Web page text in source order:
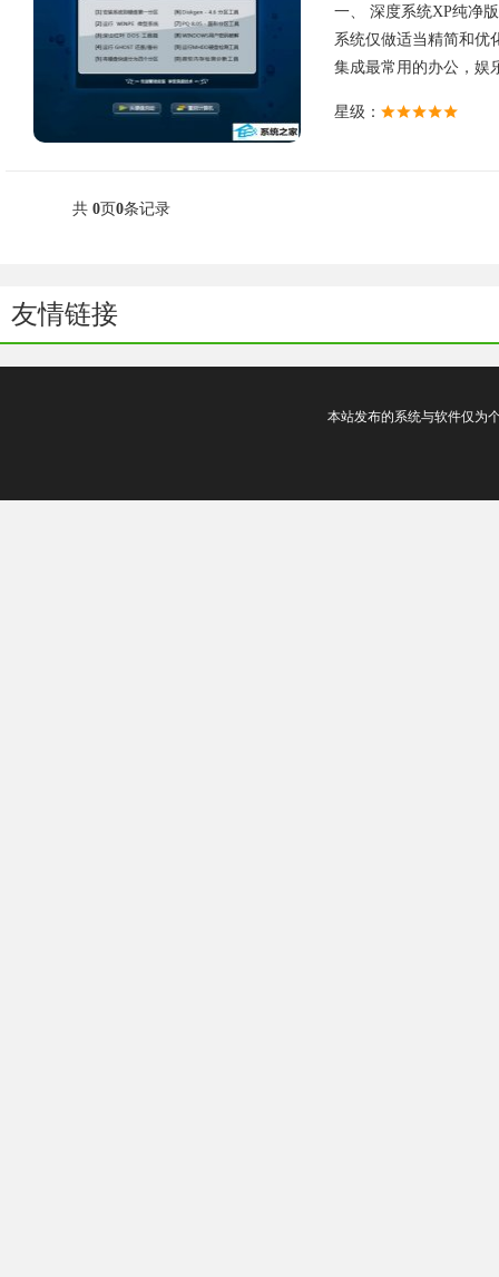
一、 深度系统XP纯净
系统仅做适当精简和优
集成最常用的办公，娱
星级：
共 0页0条记录
友情链接
本站发布的系统与软件仅为